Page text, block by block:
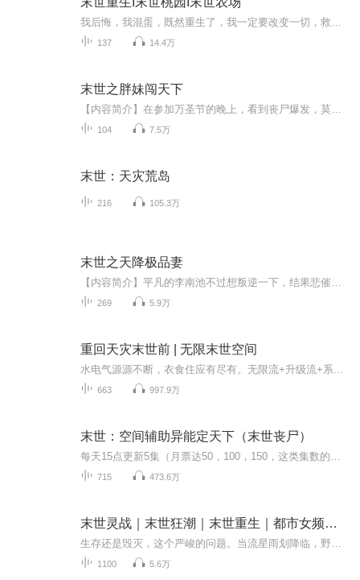
137 14.4万
末世之胖妹闯天下
104 7.5万
末世：天灾荒岛
216 105.3万
末世之天降极品妻
269 5.9万
重回天灾末世前 | 无限末世空间
663 997.9万
末世：空间辅助异能定天下（末世丧尸）
715 473.6万
末世灵战｜末世狂潮｜末世重生｜都市女频｜末世求生
1100 5.6万